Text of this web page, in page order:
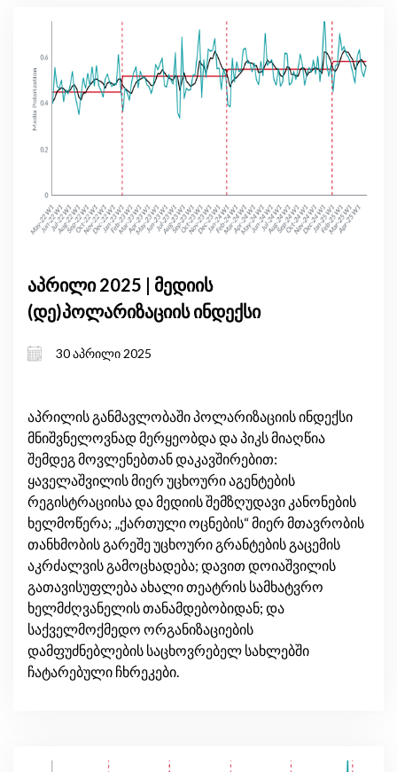
აპრილი 2025 | მედიის
(დე)პოლარიზაციის ინდექსი
30 აპრილი 2025
აპრილის განმავლობაში პოლარიზაციის ინდექსი
მნიშვნელოვნად მერყეობდა და პიკს მიაღწია
შემდეგ მოვლენებთან დაკავშირებით:
ყაველაშვილის მიერ უცხოური აგენტების
რეგისტრაციისა და მედიის შემზღუდავი კანონების
ხელმოწერა; „ქართული ოცნების“ მიერ მთავრობის
თანხმობის გარეშე უცხოური გრანტების გაცემის
აკრძალვის გამოცხადება; დავით დოიაშვილის
გათავისუფლება ახალი თეატრის სამხატვრო
ხელმძღვანელის თანამდებობიდან; და
საქველმოქმედო ორგანიზაციების
დამფუძნებლების საცხოვრებელ სახლებში
ჩატარებული ჩხრეკები.